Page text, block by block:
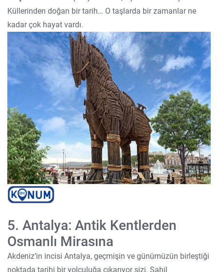
Küllerinden doğan bir tarih… O taşlarda bir zamanlar ne
kadar çok hayat vardı.
5. Antalya: Antik Kentlerden
Osmanlı Mirasına
Akdeniz’in incisi Antalya, geçmişin ve günümüzün birleştiği
noktada tarihi bir yolculuğa çıkarıyor sizi. Sahil